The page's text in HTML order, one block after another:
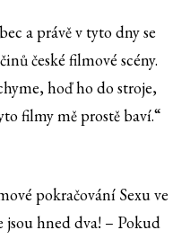
a právě v tyto dny se
české filmové scény.
hoď ho do stroje,
filmy mě prostě baví.“
pokračování Sexu ve
jsou hned dva! – Pokud